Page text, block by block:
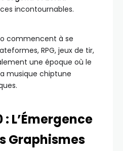
incontournables.
commencent à se
RPG, jeux de tir,
une époque où le
musique chiptune
: L’Émergence
Graphismes